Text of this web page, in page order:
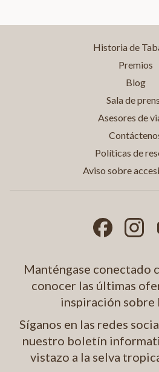
Historia de
Premios
Blog
Sala de
Asesores de
Políticas de
Aviso sobre
Manténgase conectado
conocer las últimas
inspiración sobre
Síganos en las redes
nuestro boletín
vistazo a la selva